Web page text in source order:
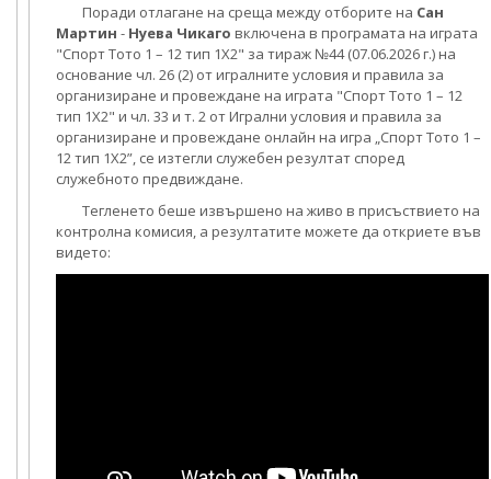
Поради отлагане на среща между отборите на Сан
Мартин - Нуева Чикаго включена в програмата на играта
"Спорт Тото 1 – 12 тип 1X2" за тираж №44 (07.06.2026 г.) на
основание чл. 26 (2) от игралните условия и правила за
организиране и провеждане на играта "Спорт Тото 1 – 12
тип 1X2" и чл. 33 и т. 2 от Игрални условия и правила за
организиране и провеждане онлайн на игра „Спорт Тото 1 –
12 тип 1X2”, се изтегли служебен резултат според
служебното предвиждане.
Тегленето беше извършено на живо в присъствието на
контролна комисия, а резултатите можете да откриете във
видето: